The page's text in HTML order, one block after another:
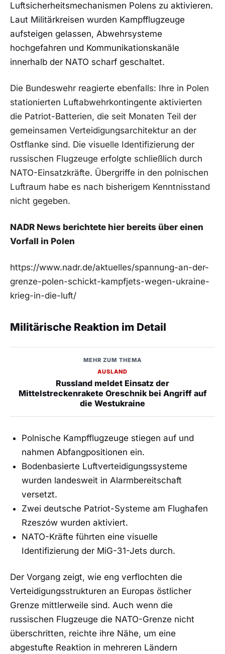
Luftsicherheitsmechanismen Polens zu aktivieren.
Laut Militärkreisen wurden Kampfflugzeuge
aufsteigen gelassen, Abwehrsysteme
hochgefahren und Kommunikationskanäle
innerhalb der NATO scharf geschaltet.
Die Bundeswehr reagierte ebenfalls: Ihre in Polen
stationierten Luftabwehrkontingente aktivierten
die Patriot-Batterien, die seit Monaten Teil der
gemeinsamen Verteidigungsarchitektur an der
Ostflanke sind. Die visuelle Identifizierung der
russischen Flugzeuge erfolgte schließlich durch
NATO-Einsatzkräfte. Übergriffe in den polnischen
Luftraum habe es nach bisherigem Kenntnisstand
nicht gegeben.
NADR News berichtete hier bereits über einen
Vorfall in Polen
https://www.nadr.de/aktuelles/spannung-an-der-
grenze-polen-schickt-kampfjets-wegen-ukraine-
krieg-in-die-luft/
Militärische Reaktion im Detail
MEHR ZUM THEMA
AUSLAND
Russland meldet Einsatz der
Mittelstreckenrakete Oreschnik bei Angriff auf
die Westukraine
Polnische Kampfflugzeuge stiegen auf und
nahmen Abfangpositionen ein.
Bodenbasierte Luftverteidigungssysteme
wurden landesweit in Alarmbereitschaft
versetzt.
Zwei deutsche Patriot-Systeme am Flughafen
Rzeszów wurden aktiviert.
NATO-Kräfte führten eine visuelle
Identifizierung der MiG-31-Jets durch.
Der Vorgang zeigt, wie eng verflochten die
Verteidigungsstrukturen an Europas östlicher
Grenze mittlerweile sind. Auch wenn die
russischen Flugzeuge die NATO-Grenze nicht
überschritten, reichte ihre Nähe, um eine
abgestufte Reaktion in mehreren Ländern